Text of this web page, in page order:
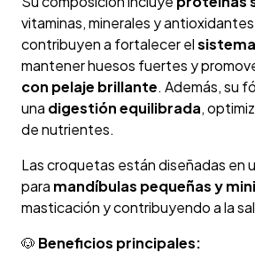
vitaminas, minerales y
contribuyen a fortalecer el
mantener huesos fuertes y
con pelaje brillante. Además, su
una digestión equilibrada,
de nutrientes.
Las croquetas están diseñadas en
para mandíbulas pequeñas y mini
masticación y contribuyendo a la
🐶 Beneficios principales: